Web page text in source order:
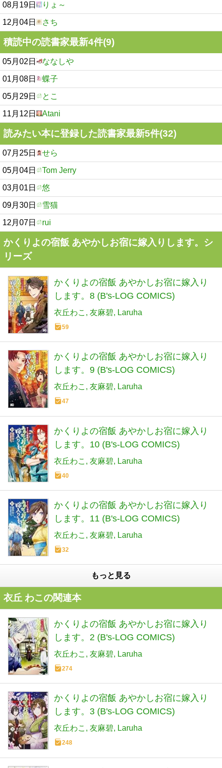
08月19日 りょ～
12月04日 さち
積読中の読書家最新4件(9)
05月02日 ななしや
01月08日 蝶子
05月29日 とこ
11月12日 Atani
読みたい本に登録した読書家最新5件(32)
07月25日 せら
05月04日 Tom Jerry
03月01日 悠
09月30日 雪猫
12月07日 rui
かくりよの宿飯 あやかしお宿に嫁入りします。シ
リーズ
かくりよの宿飯 あやかしお宿に嫁入り
します。8 (B's-LOG COMICS)
衣丘わこ 友麻碧 Laruha
59
かくりよの宿飯 あやかしお宿に嫁入り
します。9 (B's-LOG COMICS)
衣丘わこ 友麻碧 Laruha
47
かくりよの宿飯 あやかしお宿に嫁入り
します。10 (B's-LOG COMICS)
衣丘わこ 友麻碧 Laruha
40
かくりよの宿飯 あやかしお宿に嫁入り
します。11 (B's-LOG COMICS)
衣丘わこ 友麻碧 Laruha
32
もっと見る
衣丘 わこの関連本
かくりよの宿飯 あやかしお宿に嫁入り
します。2 (B's-LOG COMICS)
衣丘わこ 友麻碧 Laruha
274
かくりよの宿飯 あやかしお宿に嫁入り
します。3 (B's-LOG COMICS)
衣丘わこ 友麻碧 Laruha
248